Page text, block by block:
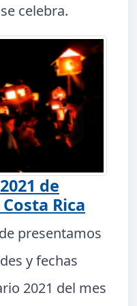
celebra.
de
Rica
presentamos
y fechas
2021 del mes